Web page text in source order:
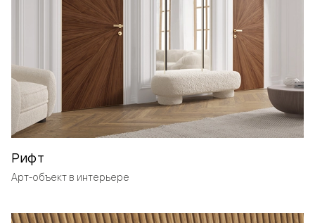
Рифт
Арт-объект в интерьере